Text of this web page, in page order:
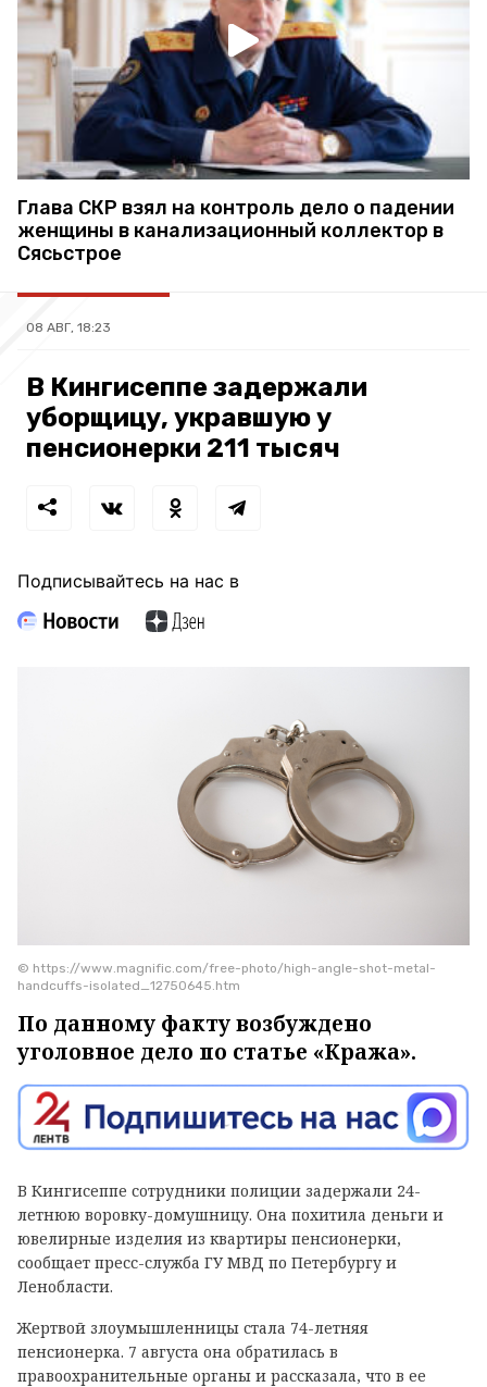
Глава СКР взял на контроль дело о падении
женщины в канализационный коллектор в
Сясьстрое
08 АВГ, 18:23
В Кингисеппе задержали
уборщицу, укравшую у
пенсионерки 211 тысяч
Подписывайтесь на нас в
© https://www.magnific.com/free-photo/high-angle-shot-metal-
handcuffs-isolated_12750645.htm
По данному факту возбуждено
уголовное дело по статье «Кража».
В Кингисеппе сотрудники полиции задержали 24-
летнюю воровку-домушницу. Она похитила деньги и
ювелирные изделия из квартиры пенсионерки,
сообщает пресс-служба ГУ МВД по Петербургу и
Ленобласти.
Жертвой злоумышленницы стала 74-летняя
пенсионерка. 7 августа она обратилась в
правоохранительные органы и рассказала, что в ее